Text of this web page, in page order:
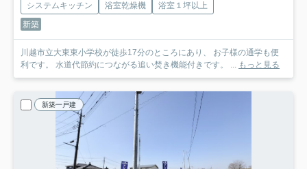
システムキッチン
浴室乾燥機
浴室１坪以上
新築
川越市立大東東小学校が徒歩17分のところにあり、 お子様の通学も便
利です。 水道代節約につながる追い焚き機能付きです。 ... もっと見る
新築一戸建